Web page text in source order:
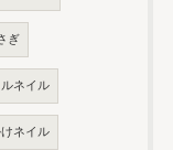
ぎ
ネイル
ネイル